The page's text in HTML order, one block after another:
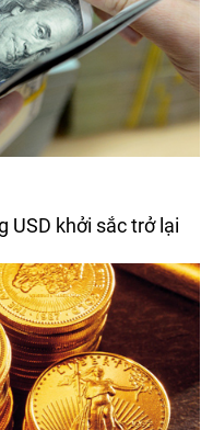
USD khởi sắc trở lại